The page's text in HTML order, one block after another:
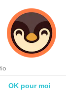
OK pour moi
2 personnes
consultent
actuellement cette